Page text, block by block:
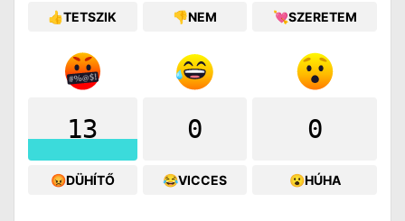
👍TETSZIK 👎NEM 💘SZERETEM
13
😡DÜHÍTŐ
0
😂VICCES
0
😮HÚHA